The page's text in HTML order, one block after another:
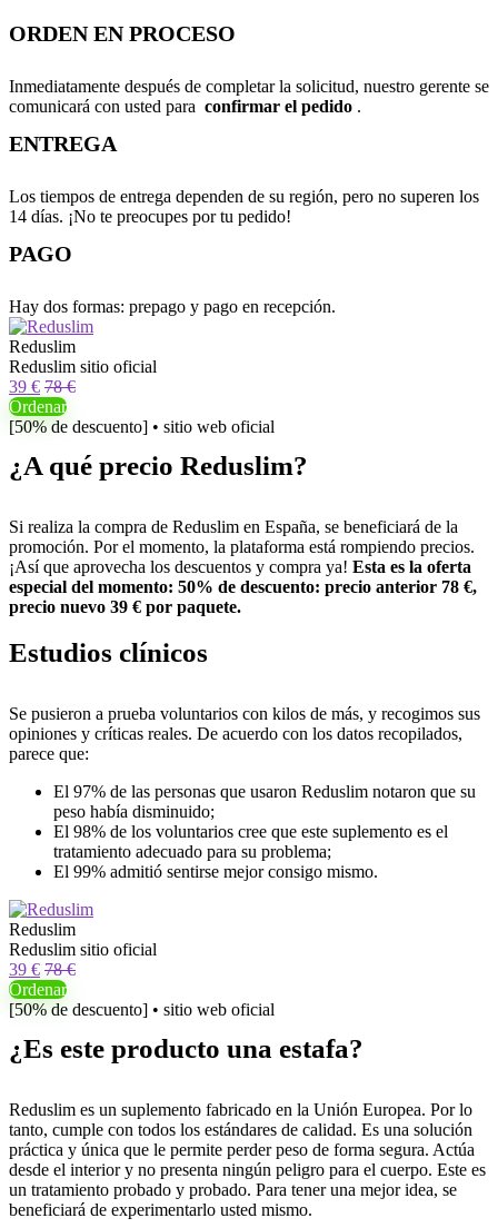
ORDEN EN PROCESO
Inmediatamente después de completar la solicitud, nuestro gerente se
comunicará con usted para confirmar el pedido .
ENTREGA
Los tiempos de entrega dependen de su región, pero no superen los
14 días. ¡No te preocupes por tu pedido!
PAGO
Hay dos formas: prepago y pago en recepción.
Reduslim
Reduslim sitio oficial
39 € 78 €
Ordenar
[50% de descuento] • sitio web oficial
¿A qué precio Reduslim?
Si realiza la compra de Reduslim en España, se beneficiará de la
promoción. Por el momento, la plataforma está rompiendo precios.
¡Así que aprovecha los descuentos y compra ya! Esta es la oferta
especial del momento: 50% de descuento: precio anterior 78 €,
precio nuevo 39 € por paquete.
Estudios clínicos
Se pusieron a prueba voluntarios con kilos de más, y recogimos sus
opiniones y críticas reales. De acuerdo con los datos recopilados,
parece que:
El 97% de las personas que usaron Reduslim notaron que su
peso había disminuido;
El 98% de los voluntarios cree que este suplemento es el
tratamiento adecuado para su problema;
El 99% admitió sentirse mejor consigo mismo.
Reduslim
Reduslim sitio oficial
39 € 78 €
Ordenar
[50% de descuento] • sitio web oficial
¿Es este producto una estafa?
Reduslim es un suplemento fabricado en la Unión Europea. Por lo
tanto, cumple con todos los estándares de calidad. Es una solución
práctica y única que le permite perder peso de forma segura. Actúa
desde el interior y no presenta ningún peligro para el cuerpo. Este es
un tratamiento probado y probado. Para tener una mejor idea, se
beneficiará de experimentarlo usted mismo.